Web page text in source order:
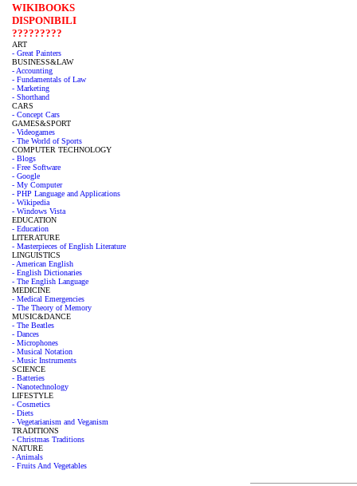
WIKIBOOKS
DISPONIBILI
?????????
ART
- Great Painters
BUSINESS&LAW
- Accounting
- Fundamentals of Law
- Marketing
- Shorthand
CARS
- Concept Cars
GAMES&SPORT
- Videogames
- The World of Sports
COMPUTER TECHNOLOGY
- Blogs
- Free Software
- Google
- My Computer
- PHP Language and Applications
- Wikipedia
- Windows Vista
EDUCATION
- Education
LITERATURE
- Masterpieces of English Literature
LINGUISTICS
- American English
- English Dictionaries
- The English Language
MEDICINE
- Medical Emergencies
- The Theory of Memory
MUSIC&DANCE
- The Beatles
- Dances
- Microphones
- Musical Notation
- Music Instruments
SCIENCE
- Batteries
- Nanotechnology
LIFESTYLE
- Cosmetics
- Diets
- Vegetarianism and Veganism
TRADITIONS
- Christmas Traditions
NATURE
- Animals
- Fruits And Vegetables